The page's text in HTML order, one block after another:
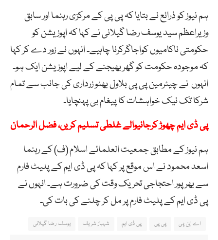
ہم نیوز کو ذرائع نے بتایا کہ پی پی کے مرکزی رہنما اور سابق
وزیراعظم سید یوسف رضا گیلانی نے کہا کہ اپوزیشن کو
حکومتی ناکامیوں کواجاگرکرنا چاہیے۔ انہوں نے زور دے کر کہا
کہ موجودہ حکومت کو گھر بھیجنے کے لیے اپوزیشن ایک ہو۔
انہوں نے چیئرمین پی پی بلاول بھٹو زرداری کی جانب سے تمام
شرکا تک نیک خواہشات کا پیغام بی پہنچایا۔
پی ڈی ایم چھوڑ کرجانیوالے غلطی تسلیم کریں، فضل الرحمان
ہم نیوز کے مطابق جمعیت العلمائے اسلام (ف) کے رہنما
اسعد محمود نے اس موقع پر کہا کہ پی ڈی ایم کے پلیٹ فارم
سے بھرپور احتجاجی تحریک وقت کی ضرورت ہے۔ انہوں نے
پی ڈی ایم کے پلیٹ فارم پر مل کر چلنے کی بات کی۔
اے این پی پی پی پی ڈی ایم شہباز شریف یوسف رضا گیلانی